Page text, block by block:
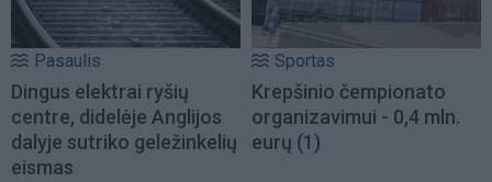
Pasaulis
Dingus elektrai ryšių
centre, didelėje Anglijos
dalyje sutriko geležinkelių
eismas
Sportas
Krepšinio čempionato
organizavimui - 0,4 mln.
eurų (1)